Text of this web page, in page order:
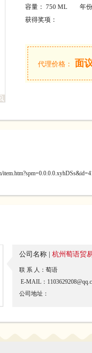
容量： 750 ML
年
获得奖项：
代理价格： 面
公司名称 | 杭州萄语贸
联 系 人：萄语
E-MAIL：
公司地址：